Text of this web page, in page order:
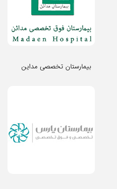
بیمارستان تخصصی مداین